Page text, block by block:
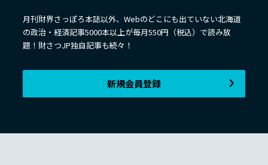
月刊財界さっぽろ本誌以外、Webのどこにも出ていない北海道
の政治・経済記事5000本以上が毎月550円（税込）で読み放
題！財さつJP独自記事も続々！
新規会員登録